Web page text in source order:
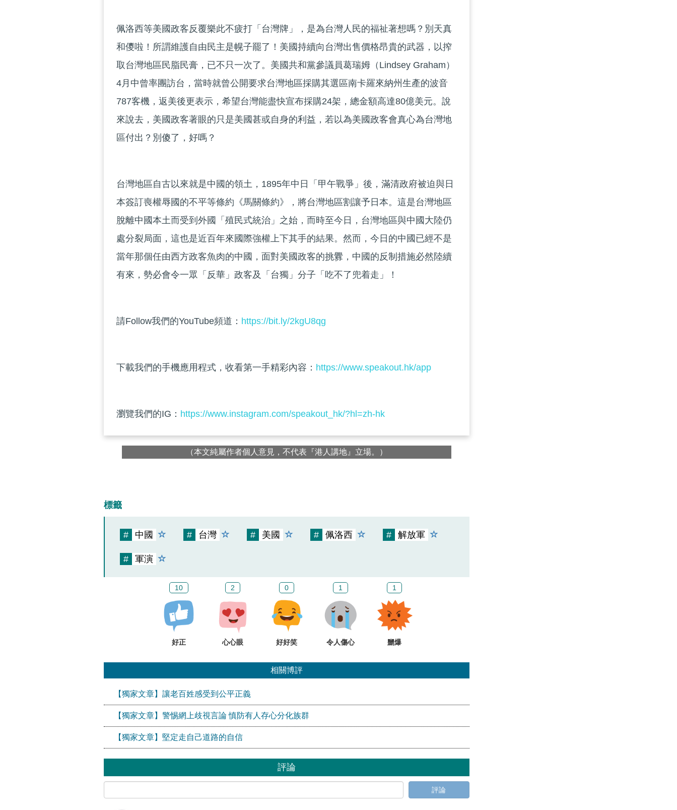
佩洛西等美國政客反覆樂此不疲打「台灣牌」，是為台灣人民的福祉著想嗎？別天真
和儍啦！所謂維護自由民主是幌子罷了！美國持續向台灣出售價格昂貴的武器，以搾
取台灣地區民脂民膏，已不只一次了。美國共和黨參議員葛瑞姆（Lindsey Graham）
4月中曾率團訪台，當時就曾公開要求台灣地區採購其選區南卡羅來納州生產的波音
787客機，返美後更表示，希望台灣能盡快宣布採購24架，總金額高達80億美元。說
來說去，美國政客著眼的只是美國甚或自身的利益，若以為美國政客會真心為台灣地
區付出？別傻了，好嗎？
台灣地區自古以來就是中國的領土，1895年中日「甲午戰爭」後，滿清政府被迫與日
本簽訂喪權辱國的不平等條約《馬關條約》，將台灣地區割讓予日本。這是台灣地區
脫離中國本土而受到外國「殖民式統治」之始，而時至今日，台灣地區與中國大陸仍
處分裂局面，這也是近百年來國際強權上下其手的結果。然而，今日的中國已經不是
當年那個任由西方政客魚肉的中國，面對美國政客的挑釁，中國的反制措施必然陸續
有來，勢必會令一眾「反華」政客及「台獨」分子「吃不了兜着走」！
請Follow我們的YouTube頻道： https://bit.ly/2kgU8qg
下載我們的手機應用程式，收看第一手精彩內容： https://www.speakout.hk/app
瀏覽我們的IG： https://www.instagram.com/speakout_hk/?hl=zh-hk
（本文純屬作者個人意見，不代表『港人講地』立場。）
標籤
# 中國 # 台灣 # 美國 # 佩洛西 # 解放軍
# 軍演
10
好正
2
心心眼
0
好好笑
1
令人傷心
1
嬲爆
相關博評
【獨家文章】讓老百姓感受到公平正義
【獨家文章】警惕網上歧視言論 慎防有人存心分化族群
【獨家文章】堅定走自己道路的自信
評論
評論